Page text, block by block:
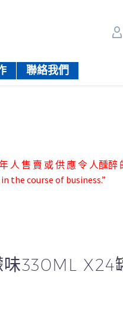
聯絡我們
售 賣 或 供 應 令 人醺醉
the course of business.”
330ML X24